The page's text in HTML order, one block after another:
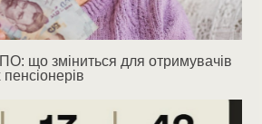
що зміниться для отримувачів
пенсіонерів